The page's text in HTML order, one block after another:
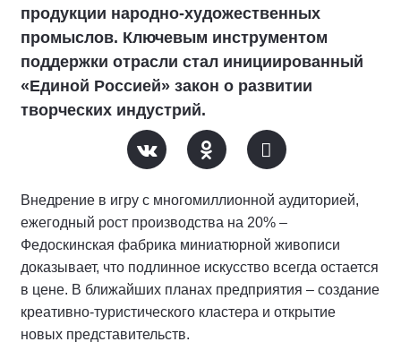
продукции народно-художественных
промыслов. Ключевым инструментом
поддержки отрасли стал инициированный
«Единой Россией» закон о развитии
творческих индустрий.
Внедрение в игру с многомиллионной аудиторией,
ежегодный рост производства на 20% –
Федоскинская фабрика миниатюрной живописи
доказывает, что подлинное искусство всегда остается
в цене. В ближайших планах предприятия – создание
креативно-туристического кластера и открытие
новых представительств.